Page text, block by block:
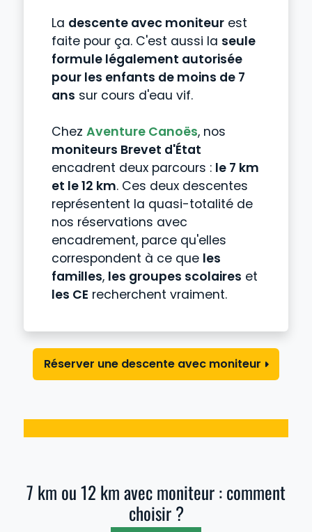
La descente avec moniteur est
faite pour ça. C'est aussi la seule
formule légalement autorisée
pour les enfants de moins de 7
ans sur cours d'eau vif.
Chez Aventure Canoës, nos
moniteurs Brevet d'État
encadrent deux parcours : le 7 km
et le 12 km. Ces deux descentes
représentent la quasi-totalité de
nos réservations avec
encadrement, parce qu'elles
correspondent à ce que les
familles, les groupes scolaires et
les CE recherchent vraiment.
Réserver une descente avec moniteur
7 km ou 12 km avec moniteur : comment
choisir ?